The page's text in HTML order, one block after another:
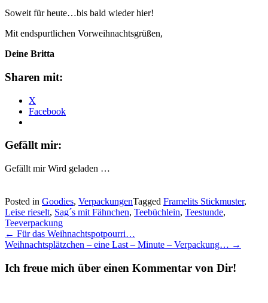
Soweit für heute…bis bald wieder hier!
Mit endspurtlichen Vorweihnachtsgrüßen,
Deine Britta
Sharen mit:
X
Facebook
Gefällt mir:
Gefällt mir Wird geladen …
Posted in Goodies, VerpackungenTagged Framelits Stickmuster,
Leise rieselt, Sag´s mit Fähnchen, Teebüchlein, Teestunde,
Teeverpackung
Post
navigation
← Für das Weihnachtspotpourri…
Weihnachtsplätzchen – eine Last – Minute – Verpackung… →
Ich freue mich über einen Kommentar von Dir!